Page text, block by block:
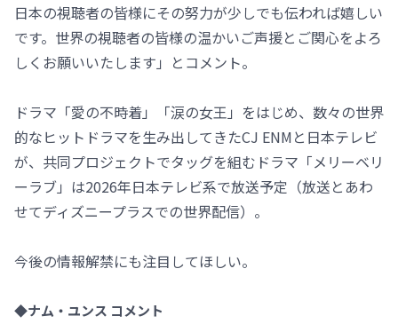
日本の視聴者の皆様にその努力が少しでも伝われば嬉しい
です。世界の視聴者の皆様の温かいご声援とご関心をよろ
しくお願いいたします」とコメント。
ドラマ「愛の不時着」「涙の女王」をはじめ、数々の世界
的なヒットドラマを生み出してきたCJ ENMと日本テレビ
が、共同プロジェクトでタッグを組むドラマ「メリーベリ
ーラブ」は2026年日本テレビ系で放送予定（放送とあわ
せてディズニープラスでの世界配信）。
今後の情報解禁にも注目してほしい。
◆ナム・ユンス コメント